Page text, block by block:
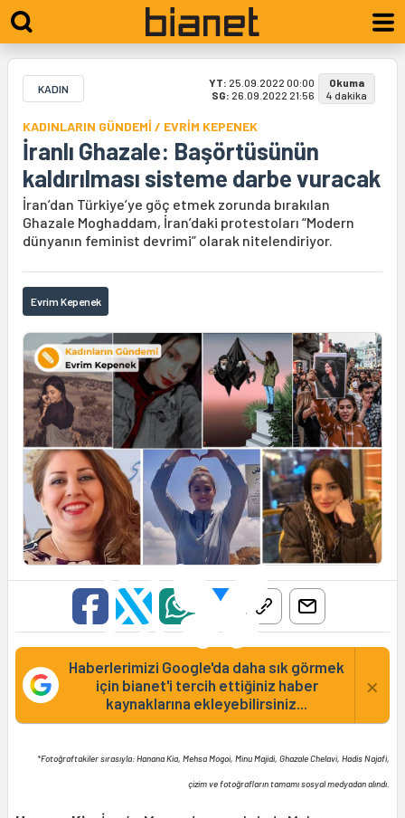
KADIN YT: 25.09.2022 00:00
SG: 26.09.2022 21:56
Okuma
4 dakika
KADINLARIN GÜNDEMİ / EVRİM KEPENEK
İranlı Ghazale: Başörtüsünün
kaldırılması sisteme darbe vuracak
İran’dan Türkiye’ye göç etmek zorunda bırakılan
Ghazale Moghaddam, İran’daki protestoları “Modern
dünyanın feminist devrimi” olarak nitelendiriyor.
Evrim Kepenek
Haberlerimizi Google'da daha sık görmek
için bianet'i tercih ettiğiniz haber
kaynaklarına ekleyebilirsiniz...
×
*Fotoğraftakiler sırasıyla: Hanana Kia, Mehsa Mogoi, Minu Majidi, Ghazale Chelavi, Hadis Najafi,
çizim ve fotoğrafların tamamı sosyal medyadan alındı.